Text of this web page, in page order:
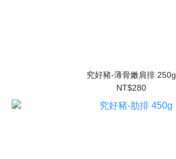
究好豬-薄骨嫩肩排 250g
NT$280